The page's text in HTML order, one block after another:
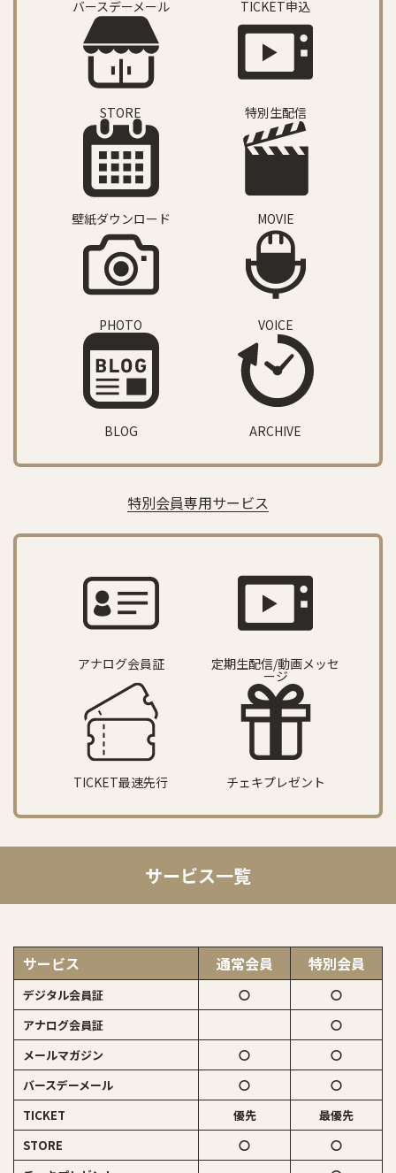
バースデーメール TICKET申込
STORE 特別生配信
壁紙ダウンロード MOVIE
PHOTO VOICE
BLOG ARCHIVE
特別会員専用サービス
アナログ会員証 定期生配信/動画メッセ
ージ
TICKET最速先行 チェキプレゼント
サービス一覧
サービス 通常会員 特別会員
デジタル会員証 〇
〇
アナログ会員証
〇
メールマガジン
〇
〇
バースデーメール
〇
〇
TICKET
優先
最優先
STORE
〇
〇